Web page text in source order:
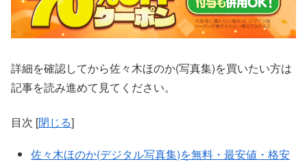
詳細を確認してから佐々木ほのか(写真集)を買いたい方は
記事を読み進めて見てください。
目次 [閉じる]
佐々木ほのか(デジタル写真集)を無料・最安値・格安